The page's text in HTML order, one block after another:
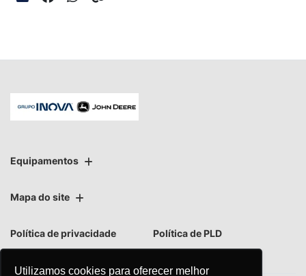
Utilizamos cookies para oferecer melhor
Equipamentos
Mapa do site
Política de privacidade Política de PLD